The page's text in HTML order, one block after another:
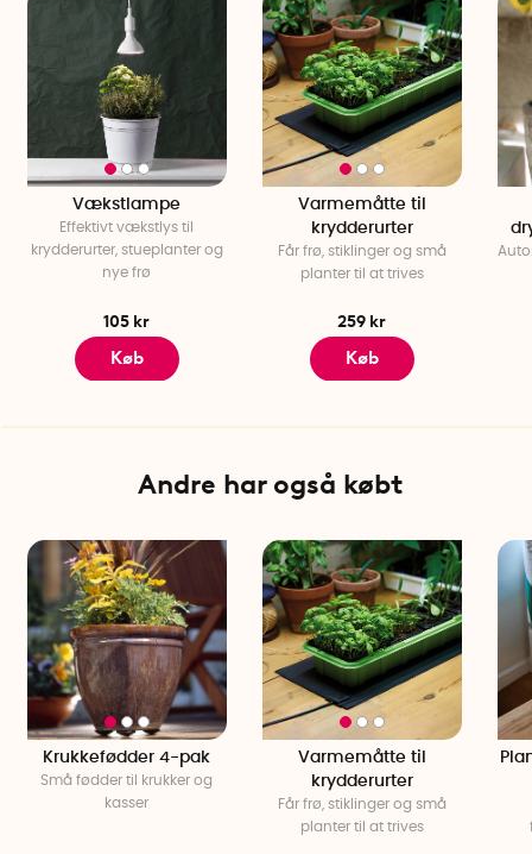
Ledningslængde: 2 meter
Dyrkningskasser (4 stk): 17 cm x 10 cm x 5,5 cm
Brændetid: Op til 50.000 timer
Svensk manual
Vækstlampe
Effektivt vækstlys til
krydderurter, stueplanter og
nye frø
105 kr
Køb
Varmemåtte til
krydderurter
Får frø, stiklinger og små
planter til at trives
259 kr
Køb
Andre har også købt
Krukkefødder 4-pak
Små fødder til krukker og
kasser
Varmemåtte til
krydderurter
Får frø, stiklinger og små
planter til at trives